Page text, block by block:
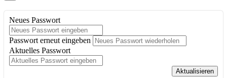
Neues Passwort
Passwort erneut eingeben
Aktuelles Passwort
Aktualisieren